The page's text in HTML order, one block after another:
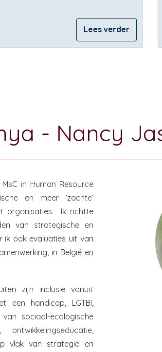
Lees verder
- Nancy
in Human Resource
en meer ‘zachte’
organisaties. Ik richtte
van strategische en
ik ook evaluaties uit van
in België en
zijn inclusie vanuit
een handicap, LGTBI,
sociaal-ecologische
vlak van strategie en